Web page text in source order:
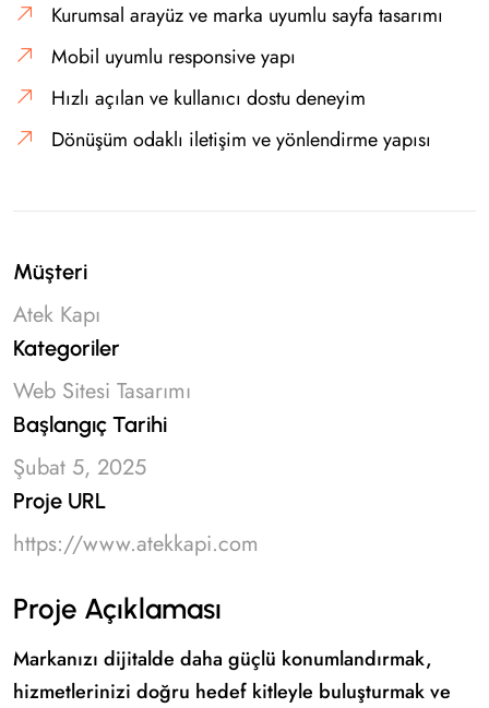
Kurumsal arayüz ve marka uyumlu sayfa tasarımı
Mobil uyumlu responsive yapı
Hızlı açılan ve kullanıcı dostu deneyim
Dönüşüm odaklı iletişim ve yönlendirme yapısı
Müşteri
Atek Kapı
Kategoriler
Web Sitesi Tasarımı
Başlangıç Tarihi
Şubat 5, 2025
Proje URL
https://www.atekkapi.com
Proje Açıklaması
Markanızı dijitalde daha güçlü konumlandırmak,
hizmetlerinizi doğru hedef kitleyle buluşturmak ve